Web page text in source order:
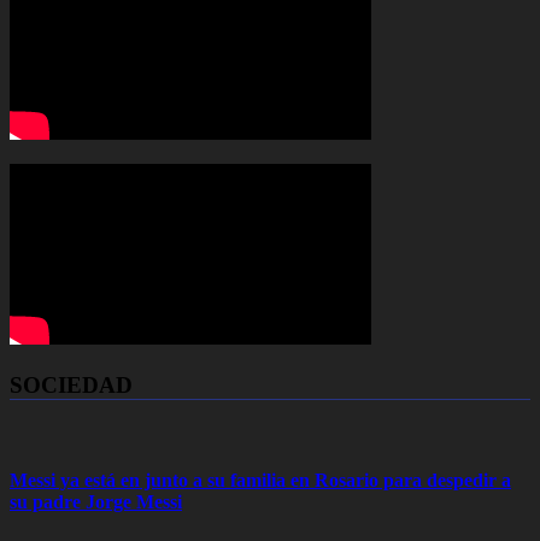
SOCIEDAD
Messi ya está en junto a su familia en Rosario para despedir a
su padre Jorge Messi